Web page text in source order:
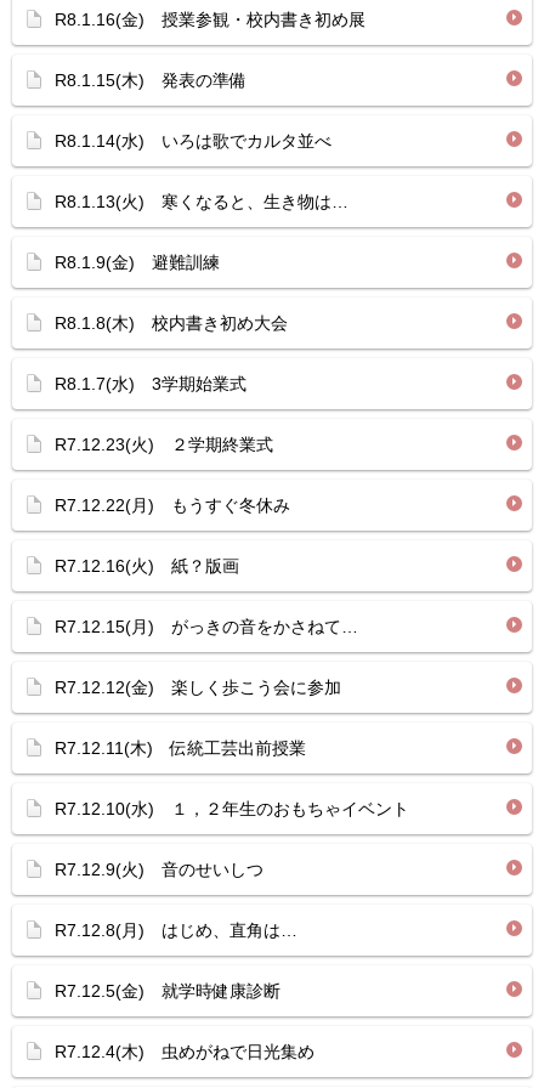
R8.1.16(金) 授業参観・校内書き初め展
R8.1.15(木) 発表の準備
R8.1.14(水) いろは歌でカルタ並べ
R8.1.13(火) 寒くなると、生き物は…
R8.1.9(金) 避難訓練
R8.1.8(木) 校内書き初め大会
R8.1.7(水) 3学期始業式
R7.12.23(火) ２学期終業式
R7.12.22(月) もうすぐ冬休み
R7.12.16(火) 紙？版画
R7.12.15(月) がっきの音をかさねて…
R7.12.12(金) 楽しく歩こう会に参加
R7.12.11(木) 伝統工芸出前授業
R7.12.10(水) １，２年生のおもちゃイベント
R7.12.9(火) 音のせいしつ
R7.12.8(月) はじめ、直角は…
R7.12.5(金) 就学時健康診断
R7.12.4(木) 虫めがねで日光集め